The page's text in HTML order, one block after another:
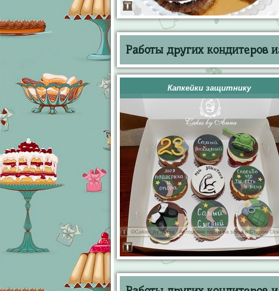
Работы других кондитеров
Капкейки защитнику